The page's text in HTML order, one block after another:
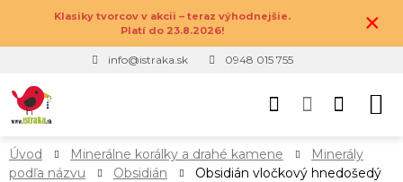
Klasiky tvorcov v akcii – teraz výhodnejšie.
Platí do 23.8.2026!
×
info@istraka.sk 0948 015 755
Úvod Minerálne korálky a drahé kamene
Minerály
podľa názvu
Obsidián
Obsidián vločkový hnedošedý